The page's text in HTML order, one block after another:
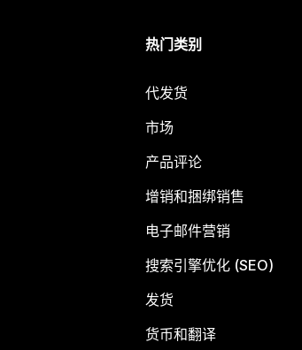
热门类别
代发货
市场
产品评论
增销和捆绑销售
电子邮件营销
搜索引擎优化 (SEO)
发货
货币和翻译